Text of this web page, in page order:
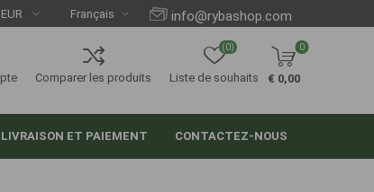
info@rybashop.com
Comparer les produits Liste de souhaits
(0) 0
€ 0,00
LIVRAISON ET PAIEMENT CONTACTEZ-NOUS